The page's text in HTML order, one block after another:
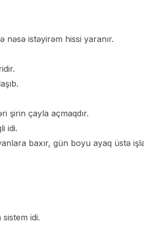
nəsə istəyirəm hissi yaranır.
şirin çayla açmaqdır.
idi.
baxır, gün boyu ayaq üstə
idi.